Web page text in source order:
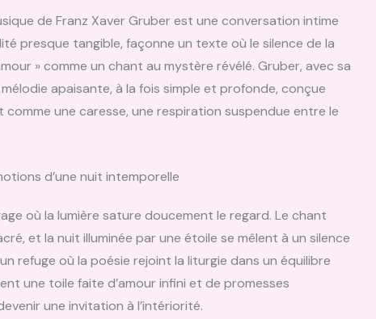
de Franz Xaver Gruber est une conversation intime
presque tangible, façonne un texte où le silence de la
» comme un chant au mystère révélé. Gruber, avec sa
apaisante, à la fois simple et profonde, conçue
une caresse, une respiration suspendue entre le
d’une nuit intemporelle
où la lumière sature doucement le regard. Le chant
et la nuit illuminée par une étoile se mêlent à un silence
refuge où la poésie rejoint la liturgie dans un équilibre
une toile faite d’amour infini et de promesses
une invitation à l’intériorité.